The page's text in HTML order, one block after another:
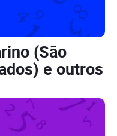
(São
e outros